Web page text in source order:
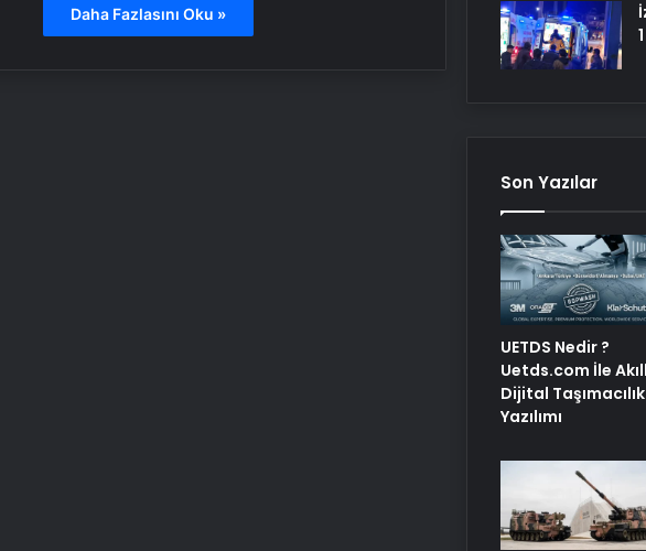
Daha Fazlasını Oku »
Son Yazılar
UETDS Nedir ?
Uetds.com İle
Dijital Taşımacılık
Yazılımı